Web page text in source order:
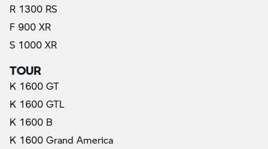
R 1300 RS
F 900 XR
S 1000 XR
TOUR
K 1600 GT
K 1600 GTL
K 1600 B
K 1600 Grand America